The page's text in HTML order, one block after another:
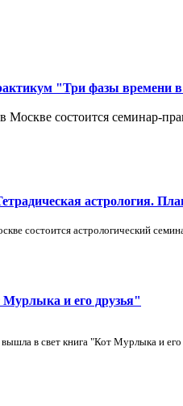
"Три фазы времени в
в Москве состоится семинар-
астрология.
состоится астрологический
и его друзья"
в свет книга "Кот Мурлыка и